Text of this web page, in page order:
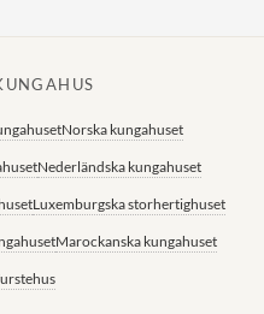
Norska kungahuset
Nederländska kungahuset
Luxemburgska storhertighuset
Marockanska kungahuset